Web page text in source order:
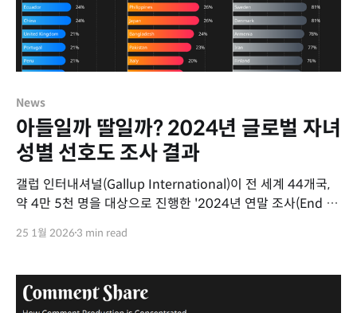
News
아들일까 딸일까? 2024년 글로벌 자녀
성별 선호도 조사 결과
갤럽 인터내셔널(Gallup International)이 전 세계 44개국,
약 4만 5천 명을 대상으로 진행한 '2024년 연말 조사(End of
시각화는 "만약 당신이 단 한 명의 자녀만 가질 수 있다면,
상관없나요?"라는 질문에 대한
25 1월 2026 3 min read